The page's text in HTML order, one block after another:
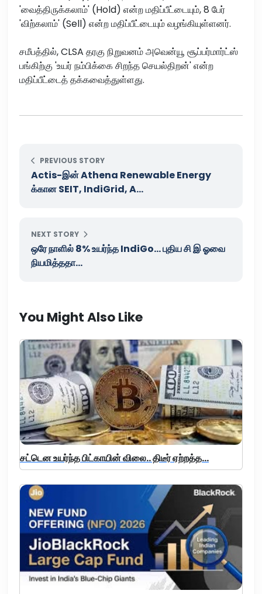
'வைத்திருக்கலாம்' (Hold) என்ற மதிப்பீட்டையும், 8 பேர்
'விற்கலாம்' (Sell) என்ற மதிப்பீட்டையும் வழங்கியுள்ளனர்.
சமீபத்தில், CLSA தரகு நிறுவனம் அவென்யூ சூப்பர்மார்ட்ஸ்
பங்கிற்கு 'உயர் நம்பிக்கை சிறந்த செயல்திறன்' என்ற
மதிப்பீட்டைத் தக்கவைத்துள்ளது.
PREVIOUS STORY
Actis-இன் Athena Renewable Energy
க்கான SEIT, IndiGrid, A...
NEXT STORY
ஒரே நாளில் 8% உயர்ந்த IndiGo... புதிய சி இ ஓவை
நியமித்ததா...
You Might Also Like
சட்டென உயர்ந்த பிட்காயின் விலை.. திடீர் ஏற்றத்த...